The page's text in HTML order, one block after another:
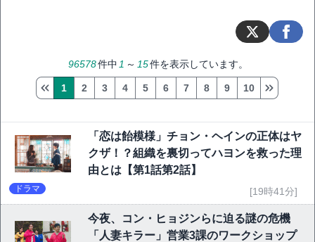
96578件中 1 ～ 15件を表示しています。
1 2 3 4 5 6 7 8 9 10
「恋は飴模様」チョン・ヘインの正体はヤ
クザ！？組織を裏切ってハヨンを救った理
由とは【第1話第2話】
ドラマ [19時41分]
今夜、コン・ヒョジンらに迫る謎の危機
「人妻キラー」営業3課のワークショップ